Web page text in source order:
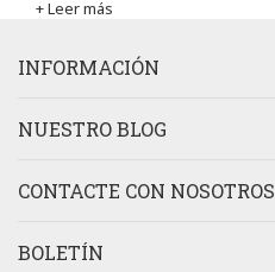
+ Leer más
INFORMACIÓN
NUESTRO BLOG
CONTACTE CON NOSOTROS
BOLETÍN